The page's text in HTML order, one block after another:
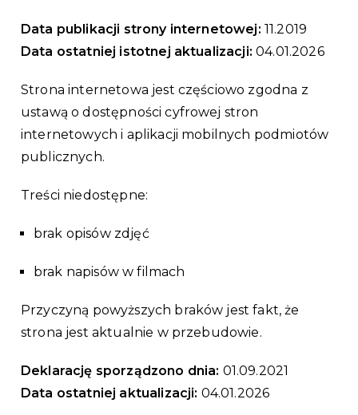
Data publikacji strony internetowej: 11.2019
Data ostatniej istotnej aktualizacji:04.01.2026
Strona internetowa jest częściowo zgodna z
ustawą o dostępności cyfrowej stron
internetowych i aplikacji mobilnych podmiotów
publicznych.
Treści niedostępne:
brak opisów zdjęć
brak napisów w filmach
Przyczyną powyższych braków jest fakt, że
strona jest aktualnie w przebudowie.
Deklarację sporządzono dnia: 01.09.2021
Data ostatniej aktualizacji: 04.01.2026